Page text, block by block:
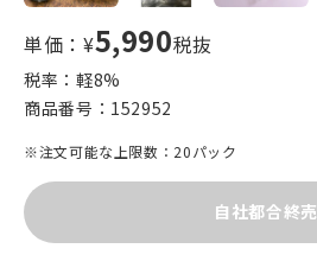
単価：¥5,990税抜
税率：軽8%
商品番号： 152952
※注文可能な上限数：20パック
自社都合終売